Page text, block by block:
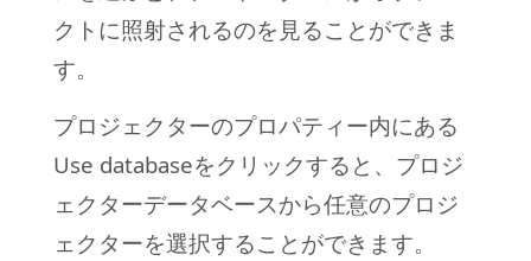
クトに照射されるのを見ることができま
す。
プロジェクターのプロパティー内にある
Use databaseをクリックすると、プロジ
ェクターデータベースから任意のプロジ
ェクターを選択することができます。